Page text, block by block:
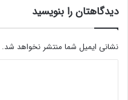
دیدگاهتان را بنویسید
نشانی ایمیل شما منتشر نخواهد شد.